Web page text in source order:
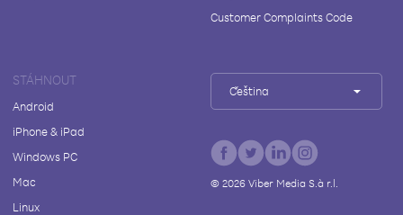
Customer Complaints Code
STÁHNOUT
Android
iPhone & iPad
Windows PC
Mac
Linux
Čeština
© 2026Viber Media S.à r.l.